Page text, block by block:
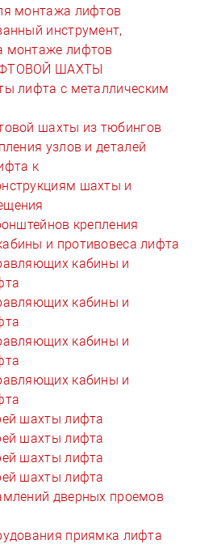
монтажа лифтов
инструмент,
монтаже лифтов
ШАХТЫ
лифта с металлическим
шахты из тюбингов
узлов и деталей
к
шахты и
крепления
и противовеса лифта
кабины и
кабины и
кабины и
кабины и
шахты лифта
шахты лифта
шахты лифта
шахты лифта
дверных проемов
приямка лифта